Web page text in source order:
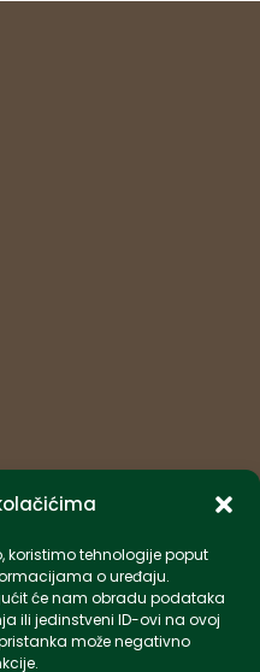
koristimo tehnologije poput
o uređaju.
će nam obradu podataka
ili jedinstveni ID-ovi na ovoj
može negativno